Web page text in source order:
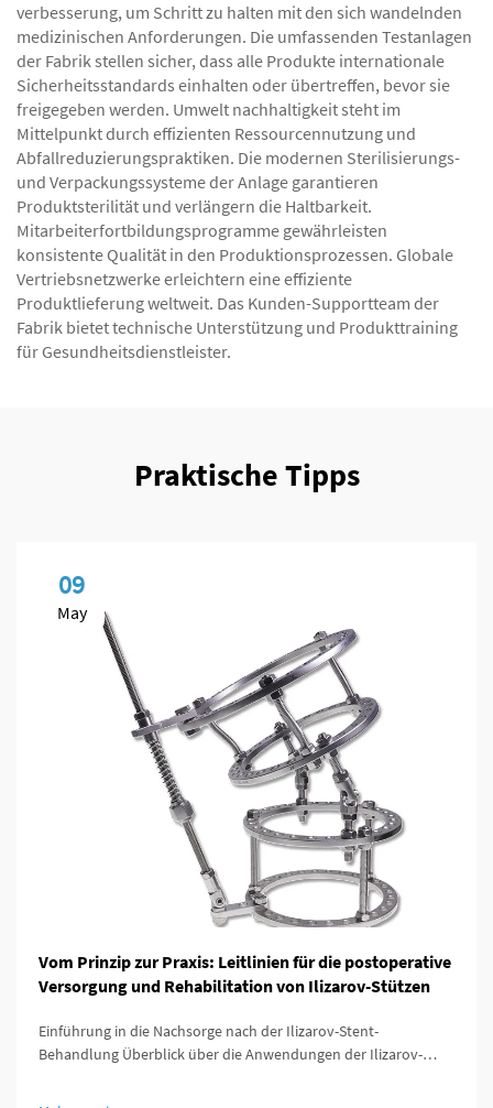
verbesserung, um Schritt zu halten mit den sich wandelnden
medizinischen Anforderungen. Die umfassenden Testanlagen
der Fabrik stellen sicher, dass alle Produkte internationale
Sicherheitsstandards einhalten oder übertreffen, bevor sie
freigegeben werden. Umwelt nachhaltigkeit steht im
Mittelpunkt durch effizienten Ressourcennutzung und
Abfallreduzierungspraktiken. Die modernen Sterilisierungs-
und Verpackungssysteme der Anlage garantieren
Produktsterilität und verlängern die Haltbarkeit.
Mitarbeiterfortbildungsprogramme gewährleisten
konsistente Qualität in den Produktionsprozessen. Globale
Vertriebsnetzwerke erleichtern eine effiziente
Produktlieferung weltweit. Das Kunden-Supportteam der
Fabrik bietet technische Unterstützung und Produkttraining
für Gesundheitsdienstleister.
Praktische Tipps
09
May
Vom Prinzip zur Praxis: Leitlinien für die postoperative
Versorgung und Rehabilitation von Ilizarov-Stützen
Einführung in die Nachsorge nach der Ilizarov-Stent-
Behandlung Überblick über die Anwendungen der Ilizarov-